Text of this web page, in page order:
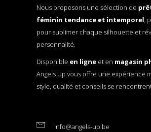
Nous proposons une sélection de
féminin tendance et intemporel,
pour sublimer chaque silhouette et
personnalité.
Disponible en ligne et en magasin
Angels Up vous offre une expérience
style, qualité et conseils se
info@angels-up.be